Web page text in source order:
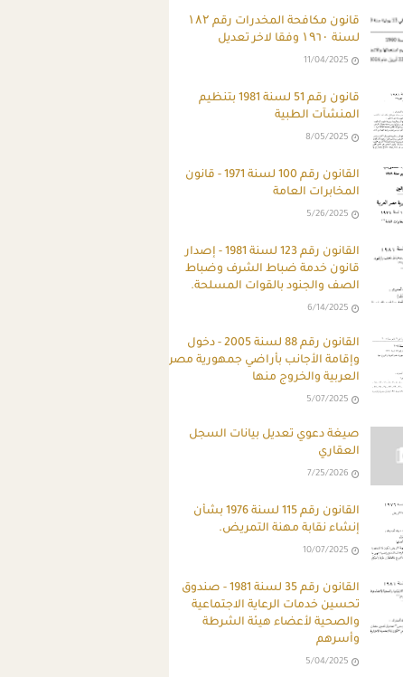
قانون مكافحة المخدرات رقم ۱۸۲
لسنة ۱۹٦۰ وفقا لاخر تعديل
11/04/2025
قانون رقم 51 لسنة 1981 بتنظيم
المنشآت الطبية
8/05/2025
القانون رقم 100 لسنة 1971 - قانون
المخابرات العامة
5/26/2025
ِالقانون رقم 123 لسنة 1981 - إصدار
قانون خدمة ضباط الشرف وضباط
الصف والجنود بالقوات المسلحة.
6/14/2025
القانون رقم 88 لسنة 2005 - دخول
وإقامة الأجانب بأراضي جمهورية مصر
العربية والخروج منها
5/07/2025
صيغة دعوي تعديل بيانات السجل
العقاري
7/25/2026
القانون رقم 115 لسنة 1976 بشأن
إنشاء نقابة مهنة التمريض.
10/07/2025
القانون رقم 35 لسنة 1981 - صندوق
تحسين خدمات الرعاية الاجتماعية
والصحية لأعضاء هيئة الشرطة
وأسرهم
5/04/2025